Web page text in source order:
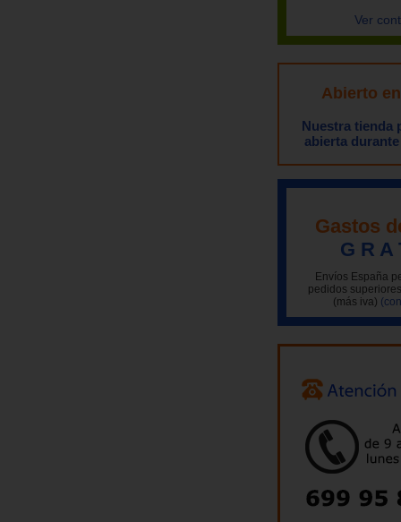
Ver
Abierto
Nuestra tienda
abierta
Gastos
G R A
Envíos España
pedidos
(más iva)